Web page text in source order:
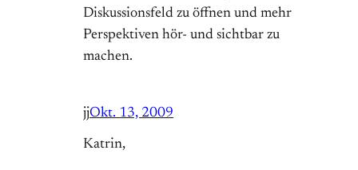
Diskussionsfeld zu öffnen und mehr
Perspektiven hör- und sichtbar zu
machen.
jjOkt. 13, 2009
Katrin,